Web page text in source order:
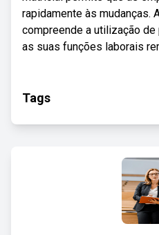
rapidamente às mudanças.
compreende a utilização
as suas funções laborais
Tags